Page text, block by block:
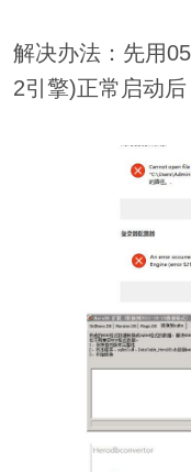
解决办法：先用
2引擎)正常启动